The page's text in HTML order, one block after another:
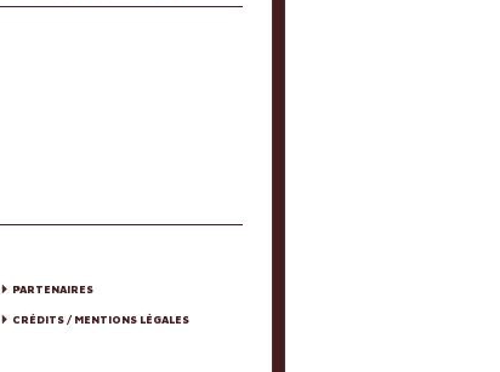
PARTENAIRES
CRÉDITS / MENTIONS LÉGALES